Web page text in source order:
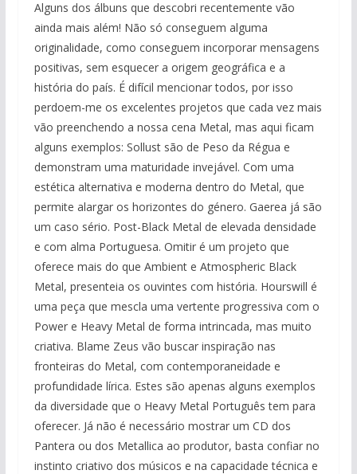
Alguns dos álbuns que descobri recentemente vão
ainda mais além! Não só conseguem alguma
originalidade, como conseguem incorporar mensagens
positivas, sem esquecer a origem geográfica e a
história do país. É difícil mencionar todos, por isso
perdoem-me os excelentes projetos que cada vez mais
vão preenchendo a nossa cena Metal, mas aqui ficam
alguns exemplos: Sollust são de Peso da Régua e
demonstram uma maturidade invejável. Com uma
estética alternativa e moderna dentro do Metal, que
permite alargar os horizontes do género. Gaerea já são
um caso sério. Post-Black Metal de elevada densidade
e com alma Portuguesa. Omitir é um projeto que
oferece mais do que Ambient e Atmospheric Black
Metal, presenteia os ouvintes com história. Hourswill é
uma peça que mescla uma vertente progressiva com o
Power e Heavy Metal de forma intrincada, mas muito
criativa. Blame Zeus vão buscar inspiração nas
fronteiras do Metal, com contemporaneidade e
profundidade lírica. Estes são apenas alguns exemplos
da diversidade que o Heavy Metal Português tem para
oferecer. Já não é necessário mostrar um CD dos
Pantera ou dos Metallica ao produtor, basta confiar no
instinto criativo dos músicos e na capacidade técnica e